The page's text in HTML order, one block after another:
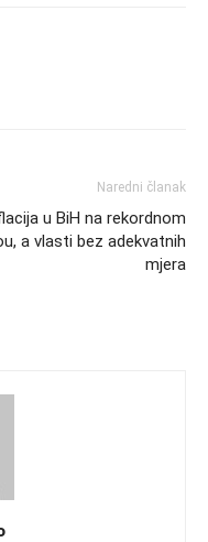
Naredni članak
u BiH na rekordnom
a vlasti bez adekvatnih
mjera